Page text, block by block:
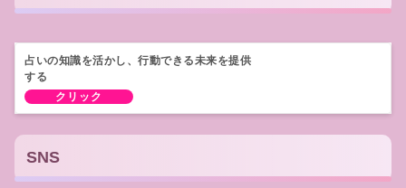
占いの知識を活かし、行動できる未来を提供
する
SNS